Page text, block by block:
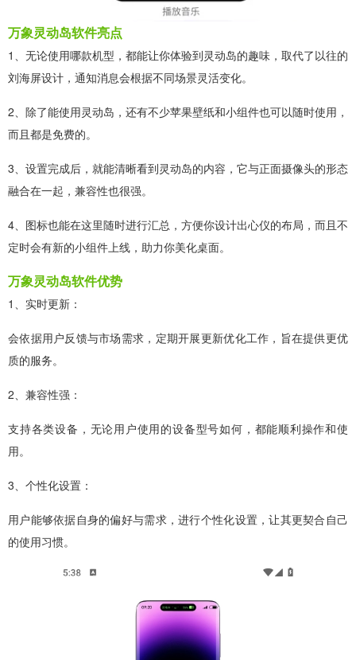
万象灵动岛软件亮点
1、无论使用哪款机型，都能让你体验到灵动岛的趣味，取代了以往的
刘海屏设计，通知消息会根据不同场景灵活变化。
2、除了能使用灵动岛，还有不少苹果壁纸和小组件也可以随时使用，
而且都是免费的。
3、设置完成后，就能清晰看到灵动岛的内容，它与正面摄像头的形态
融合在一起，兼容性也很强。
4、图标也能在这里随时进行汇总，方便你设计出心仪的布局，而且不
定时会有新的小组件上线，助力你美化桌面。
万象灵动岛软件优势
1、实时更新：
会依据用户反馈与市场需求，定期开展更新优化工作，旨在提供更优
质的服务。
2、兼容性强：
支持各类设备，无论用户使用的设备型号如何，都能顺利操作和使
用。
3、个性化设置：
用户能够依据自身的偏好与需求，进行个性化设置，让其更契合自己
的使用习惯。